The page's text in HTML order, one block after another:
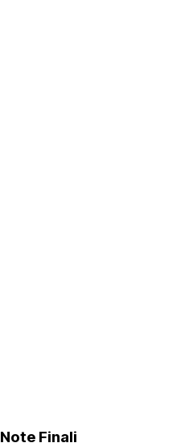
Note Finali